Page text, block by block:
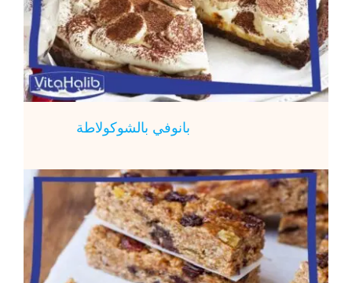
بانوفي بالشوكولاطة